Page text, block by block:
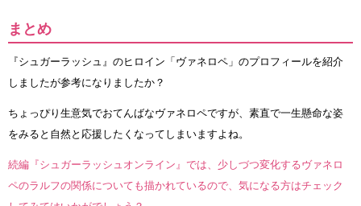
まとめ
『シュガーラッシュ』のヒロイン「ヴァネロペ」のプロフィールを紹介
しましたが参考になりましたか？
ちょっぴり生意気でおてんばなヴァネロペですが、素直で一生懸命な姿
をみると自然と応援したくなってしまいますよね。
続編『シュガーラッシュオンライン』では、少しづつ変化するヴァネロ
ペのラルフの関係についても描かれているので、気になる方はチェック